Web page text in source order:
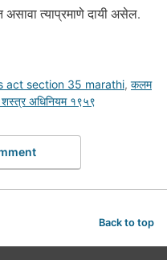
त्याप्रमाणे दायी असेल.
act section 35 marathi, कलम
अधिनियम १९५९
Back to top